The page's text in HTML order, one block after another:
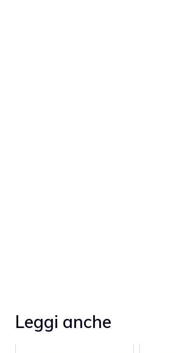
Leggi anche